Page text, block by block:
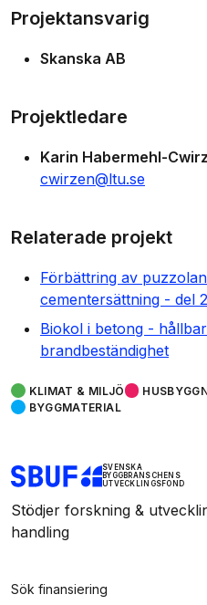
Projektansvarig
Skanska AB
Projektledare
Karin Habermehl-
cwirzen@ltu.se
Relaterade projekt
Förbättring av
cementersättning - del 2
Biokol i betong -
brandbeständighet
KLIMAT & MILJÖ
BYGGMATERIAL
SVENSKA
BYGGBRANSCHENS
UTVECKLINGSFOND
Stödjer forskning &
handling
Sök finansiering